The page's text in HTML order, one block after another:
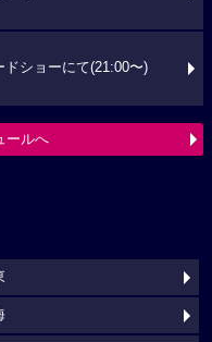
ショーにて(21:00〜)
ールへ